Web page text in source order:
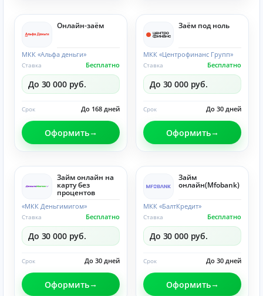
Онлайн-заём
МКК «Альфа деньги»
Бесплатно
Ставка
До 30 000 руб.
До 168 дней
Срок
Оформить
Заём под ноль
МКК «Центрофинанс Групп»
Бесплатно
Ставка
До 30 000 руб.
До 30 дней
Срок
Оформить
Займ онлайн на
карту без
процентов
«МКК Деньгимигом»
Бесплатно
Ставка
До 30 000 руб.
До 30 дней
Срок
Оформить
Займ
онлайн(Mfobank)
МКК «БалтКредит»
Бесплатно
Ставка
До 30 000 руб.
До 30 дней
Срок
Оформить